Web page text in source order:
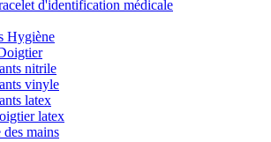
d'identification médicale
Hygiène
nitrile
vinyle
latex
latex
mains